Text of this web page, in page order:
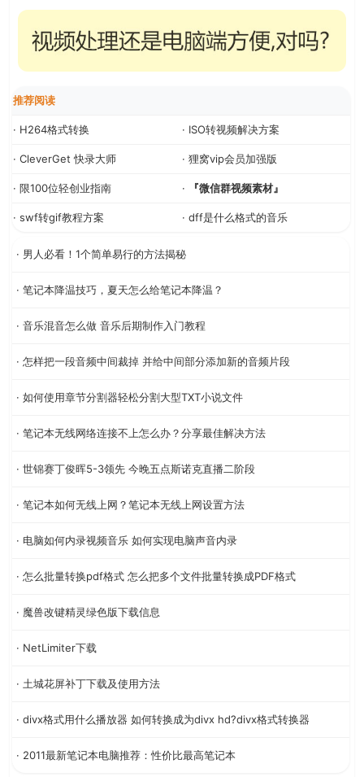
推荐阅读
· H264格式转换 · ISO转视频解决方案
· CleverGet 快录大师 · 狸窝vip会员加强版
· 限100位轻创业指南 · 『微信群视频素材』
· swf转gif教程方案 · dff是什么格式的音乐
· 男人必看！1个简单易行的方法揭秘
· 笔记本降温技巧，夏天怎么给笔记本降温？
· 音乐混音怎么做 音乐后期制作入门教程
· 怎样把一段音频中间裁掉 并给中间部分添加新的音频片段
· 如何使用章节分割器轻松分割大型TXT小说文件
· 笔记本无线网络连接不上怎么办？分享最佳解决方法
· 世锦赛丁俊晖5-3领先 今晚五点斯诺克直播二阶段
· 笔记本如何无线上网？笔记本无线上网设置方法
· 电脑如何内录视频音乐 如何实现电脑声音内录
· 怎么批量转换pdf格式 怎么把多个文件批量转换成PDF格式
· 魔兽改键精灵绿色版下载信息
· NetLimiter下载
· 土城花屏补丁下载及使用方法
· divx格式用什么播放器 如何转换成为divx hd?divx格式转换器
· 2011最新笔记本电脑推荐：性价比最高笔记本